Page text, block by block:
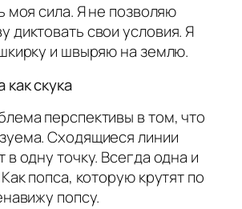
моя сила. Я не позволяю
диктовать свои условия. Я
и швыряю на землю.
скука
перспективы в том, что
Сходящиеся линии
в одну точку. Всегда одна и
попса, которую крутят по
попсу.